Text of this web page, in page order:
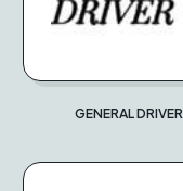
GENERAL DRIVER